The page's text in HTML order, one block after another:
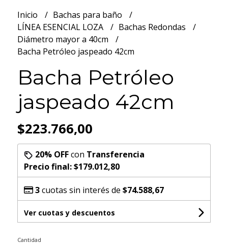
Inicio
Bachas para baño
LÍNEA ESENCIAL LOZA
Bachas Redondas
Diámetro mayor a 40cm
Bacha Petróleo jaspeado 42cm
Bacha Petróleo
jaspeado 42cm
$223.766,00
20% OFFcon Transferencia
Precio final:$179.012,80
3cuotas sin interés de $74.588,67
Ver cuotas y descuentos
Cantidad